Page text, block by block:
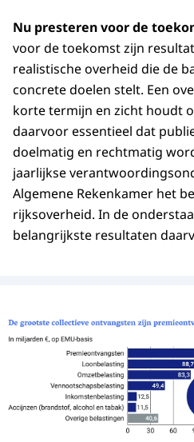
Nu presteren voor de
voor de toekomst zijn
realistische overheid die de
concrete doelen stelt. Een
korte termijn en zicht houdt
daarvoor essentieel dat
doelmatig en rechtmatig
jaarlijkse
Algemene Rekenkamer het
rijksoverheid. In de
belangrijkste resultaten